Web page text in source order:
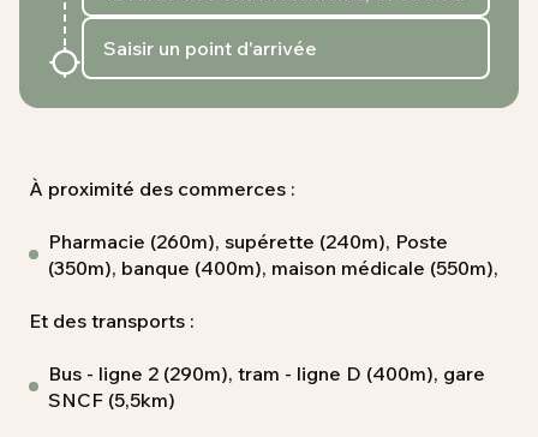
À proximité des commerces :
Pharmacie (260m), supérette (240m), Poste
(350m), banque (400m), maison médicale (550m),
Et des transports :
Bus - ligne 2 (290m), tram - ligne D (400m), gare
SNCF (5,5km)